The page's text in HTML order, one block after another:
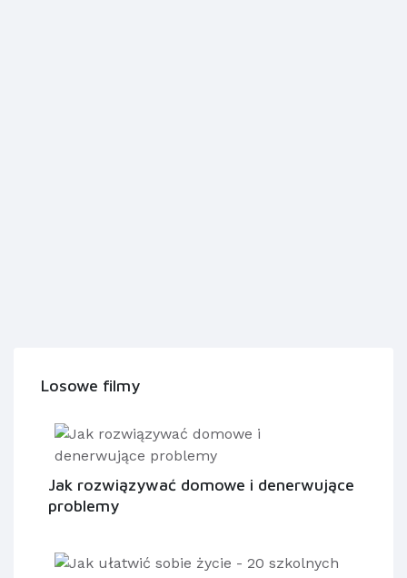
Losowe filmy
Jak rozwiązywać domowe i denerwujące
problemy